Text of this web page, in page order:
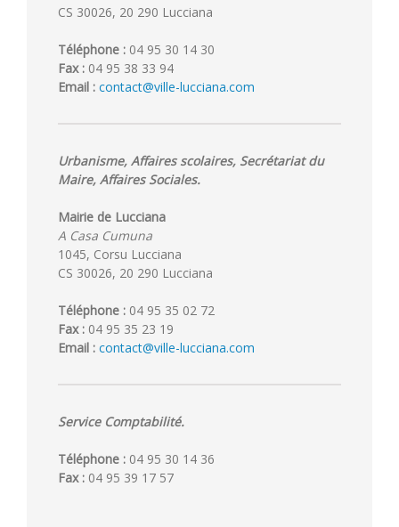
CS 30026, 20 290 Lucciana
Téléphone : 04 95 30 14 30
Fax : 04 95 38 33 94
Email : contact@ville-lucciana.com
Urbanisme, Affaires scolaires, Secrétariat du
Maire, Affaires Sociales.
Mairie de Lucciana
A Casa Cumuna
1045, Corsu Lucciana
CS 30026, 20 290 Lucciana
Téléphone : 04 95 35 02 72
Fax : 04 95 35 23 19
Email : contact@ville-lucciana.com
Service Comptabilité.
Téléphone : 04 95 30 14 36
Fax : 04 95 39 17 57